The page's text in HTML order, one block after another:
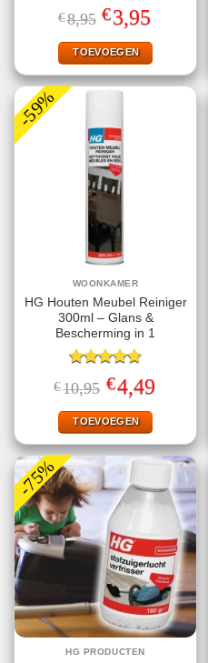
Gewaardeerd
5.00uit 5
€8,95 Oorspronkelijke
prijs
was:
€8,95.
€3,95
is:
€3,95.
TOEVOEGEN
-59%
WOONKAMER
HG Houten Meubel Reiniger
300ml – Glans &
Bescherming in 1
Gewaardeerd
4.75uit 5
€10,95 Oorspronkelijke
prijs
was:
€10,95.
€4,49Huidige
prijs
TOEVOEGEN
-75%
HG PRODUCTEN